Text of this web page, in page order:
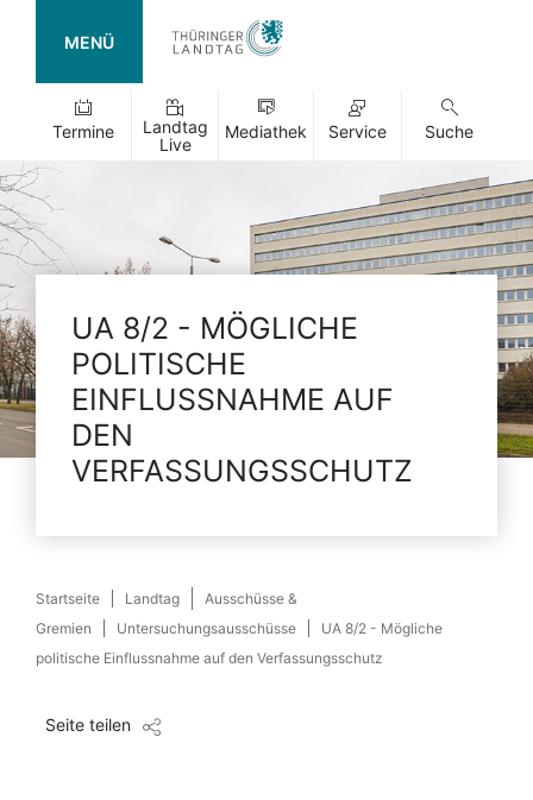
MENÜ
Termine
Landtag
Live
Mediathek Service Suche
UA 8/2 - MÖGLICHE
POLITISCHE
EINFLUSSNAHME AUF
DEN
VERFASSUNGSSCHUTZ
Startseite Landtag
Ausschüsse &
Gremien
Untersuchungsausschüsse
UA 8/2 - Mögliche
politische Einflussnahme auf den Verfassungsschutz
Seite teilen